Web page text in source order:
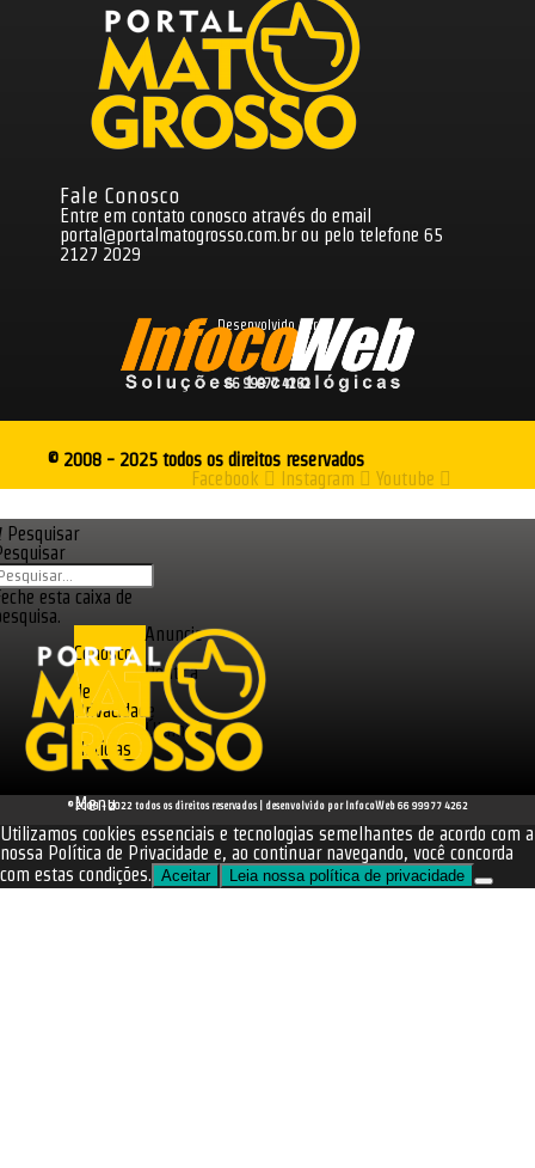
Fale Conosco
Entre em contato conosco através do email
portal@portalmatogrosso.com.brou pelo telefone 65
2127 2029
Desenvolvido por
66 99977 4262
© 2008 - 2025 todos os direitos reservados
Facebook
Instagram Youtube
Pesquisar
esta caixa de
Menu
Anuncie
Conosco
Política
de
Privacidade
Últimas
Notícias
© 2008 - 2022 todos os direitos reservados | desenvolvido por InfocoWeb 66 99977 4262
Utilizamos cookies essenciais e tecnologias semelhantes de acordo com a
nossa Política de Privacidade e, ao continuar navegando, você concorda
com estas condições. Aceitar Leia nossa política de privacidade